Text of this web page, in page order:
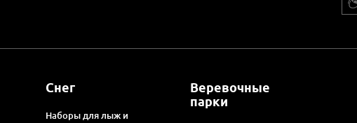
Снег
Наборы для лыж и
Веревочные
парки